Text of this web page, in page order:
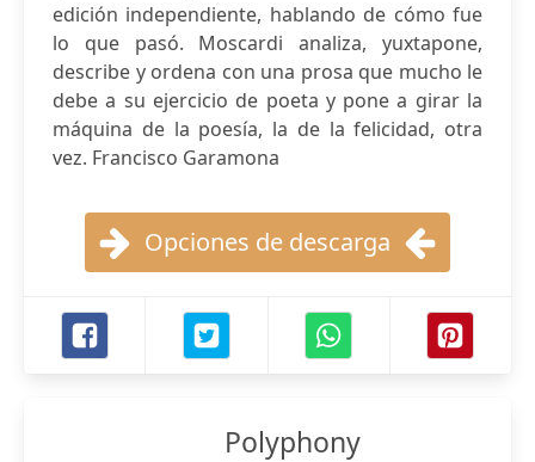
edición independiente, hablando de cómo fue
lo que pasó. Moscardi analiza, yuxtapone,
describe y ordena con una prosa que mucho le
debe a su ejercicio de poeta y pone a girar la
máquina de la poesía, la de la felicidad, otra
vez. Francisco Garamona
Opciones de descarga
Polyphony